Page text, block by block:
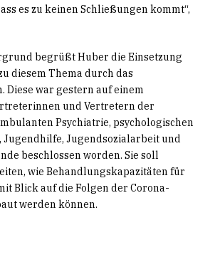
es zu keinen Schließungen kommt“,
begrüßt Huber die Einsetzung
diesem Thema durch das
Diese war gestern auf einem
und Vertretern der
Psychiatrie, psychologischen
Jugendsozialarbeit und
beschlossen worden. Sie soll
wie Behandlungskapazitäten für
Blick auf die Folgen der Corona-
werden können.